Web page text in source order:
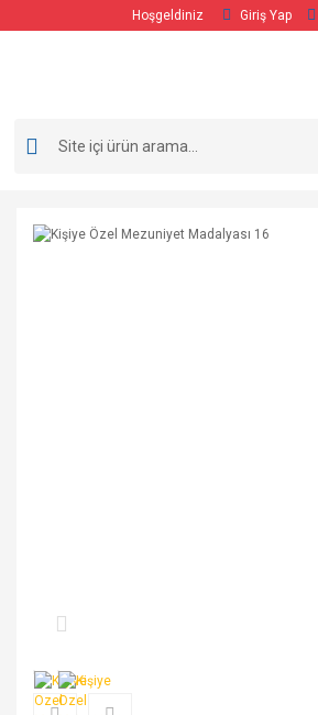
Hoşgeldiniz Giriş Yap